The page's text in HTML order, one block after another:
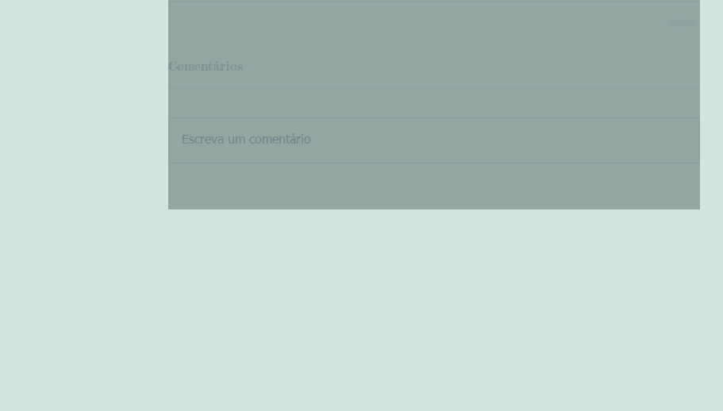
Comentários
Escreva um comentário